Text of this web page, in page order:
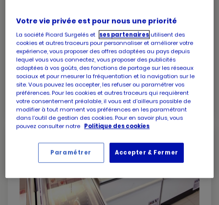
Mallemort
Marseille
Martigues
Peynier
Saint-Remy-De-Provence
Saint-Victoret
Salon-De-Provence
Venelles
Vitrolles
PICARD
MARSEILLE
LA
VALENTINE
MARSEILLE
Picard Marseille La Valentine
Ouvert jusqu'à 12:45
Avenue des peintres roux
13012 Marseille
+33 4 91 87 12 20numéro
de
téléphone
Votre vie privée est pour nous une priorité
La société Picard Surgelés et ses partenairesutilisent des
cookies et autres traceurs pour personnaliser et améliorer votre
expérience, vous proposer des offres adaptées au pays depuis
lequel vous vous connectez, vous proposer des publicités
adaptées à vos goûts, des fonctions de partage sur les réseaux
sociaux et pour mesurer la fréquentation et la navigation sur le
site. Vous pouvez les accepter, les refuser ou paramétrer vos
préférences. Pour les cookies et autres traceurs qui requièrent
votre consentement préalable, il vous est d’ailleurs possible de
modifier à tout moment vos préférences en les paramétrant
dans l’outil de gestion des cookies. Pour en savoir plus, vous
pouvez consulter notre Politique des cookies
Accepter & Fermer
Paramétrer